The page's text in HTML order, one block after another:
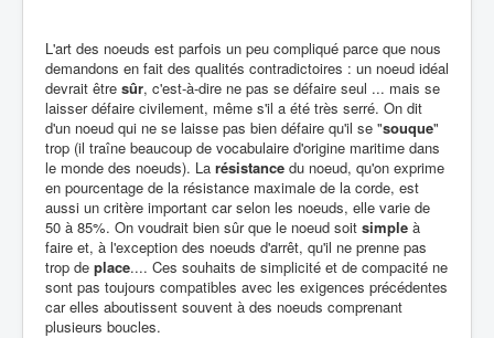
L'art des noeuds est parfois un peu compliqué parce que nous
demandons en fait des qualités contradictoires : un noeud idéal
devrait être sûr, c'est-à-dire ne pas se défaire seul ... mais se
laisser défaire civilement, même s'il a été très serré. On dit
d'un noeud qui ne se laisse pas bien défaire qu'il se "souque"
trop (il traîne beaucoup de vocabulaire d'origine maritime dans
le monde des noeuds). La résistance du noeud, qu'on exprime
en pourcentage de la résistance maximale de la corde, est
aussi un critère important car selon les noeuds, elle varie de
50 à 85%. On voudrait bien sûr que le noeud soit simple à
faire et, à l'exception des noeuds d'arrêt, qu'il ne prenne pas
trop de place.... Ces souhaits de simplicité et de compacité ne
sont pas toujours compatibles avec les exigences précédentes
car elles aboutissent souvent à des noeuds comprenant
plusieurs boucles.